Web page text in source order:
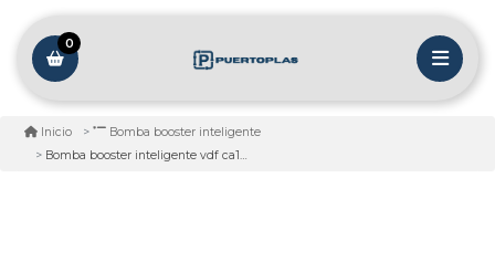
0
Inicio
Bomba booster inteligente
Bomba booster inteligente vdf ca1000 - 1.35 hp 220v